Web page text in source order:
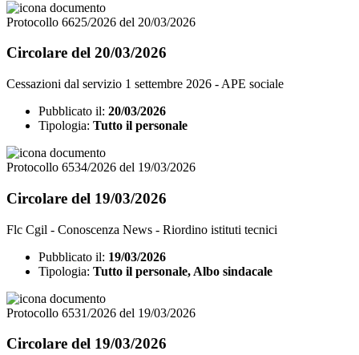
Protocollo 6625/2026 del 20/03/2026
Circolare del 20/03/2026
Cessazioni dal servizio 1 settembre 2026 - APE sociale
Pubblicato il: 20/03/2026
Tipologia: Tutto il personale
Protocollo 6534/2026 del 19/03/2026
Circolare del 19/03/2026
Flc Cgil - Conoscenza News - Riordino istituti tecnici
Pubblicato il: 19/03/2026
Tipologia: Tutto il personale, Albo sindacale
Protocollo 6531/2026 del 19/03/2026
Circolare del 19/03/2026